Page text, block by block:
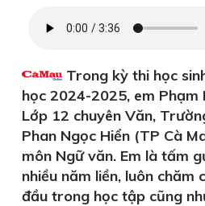
Trong kỳ thi học
học 2024-2025, em Phạm
Lớp 12 chuyên Văn,
Phan Ngọc Hiển (TP Cà
môn Ngữ văn. Em là tấm
nhiều năm liền, luôn chăm
đầu trong học tập cũng